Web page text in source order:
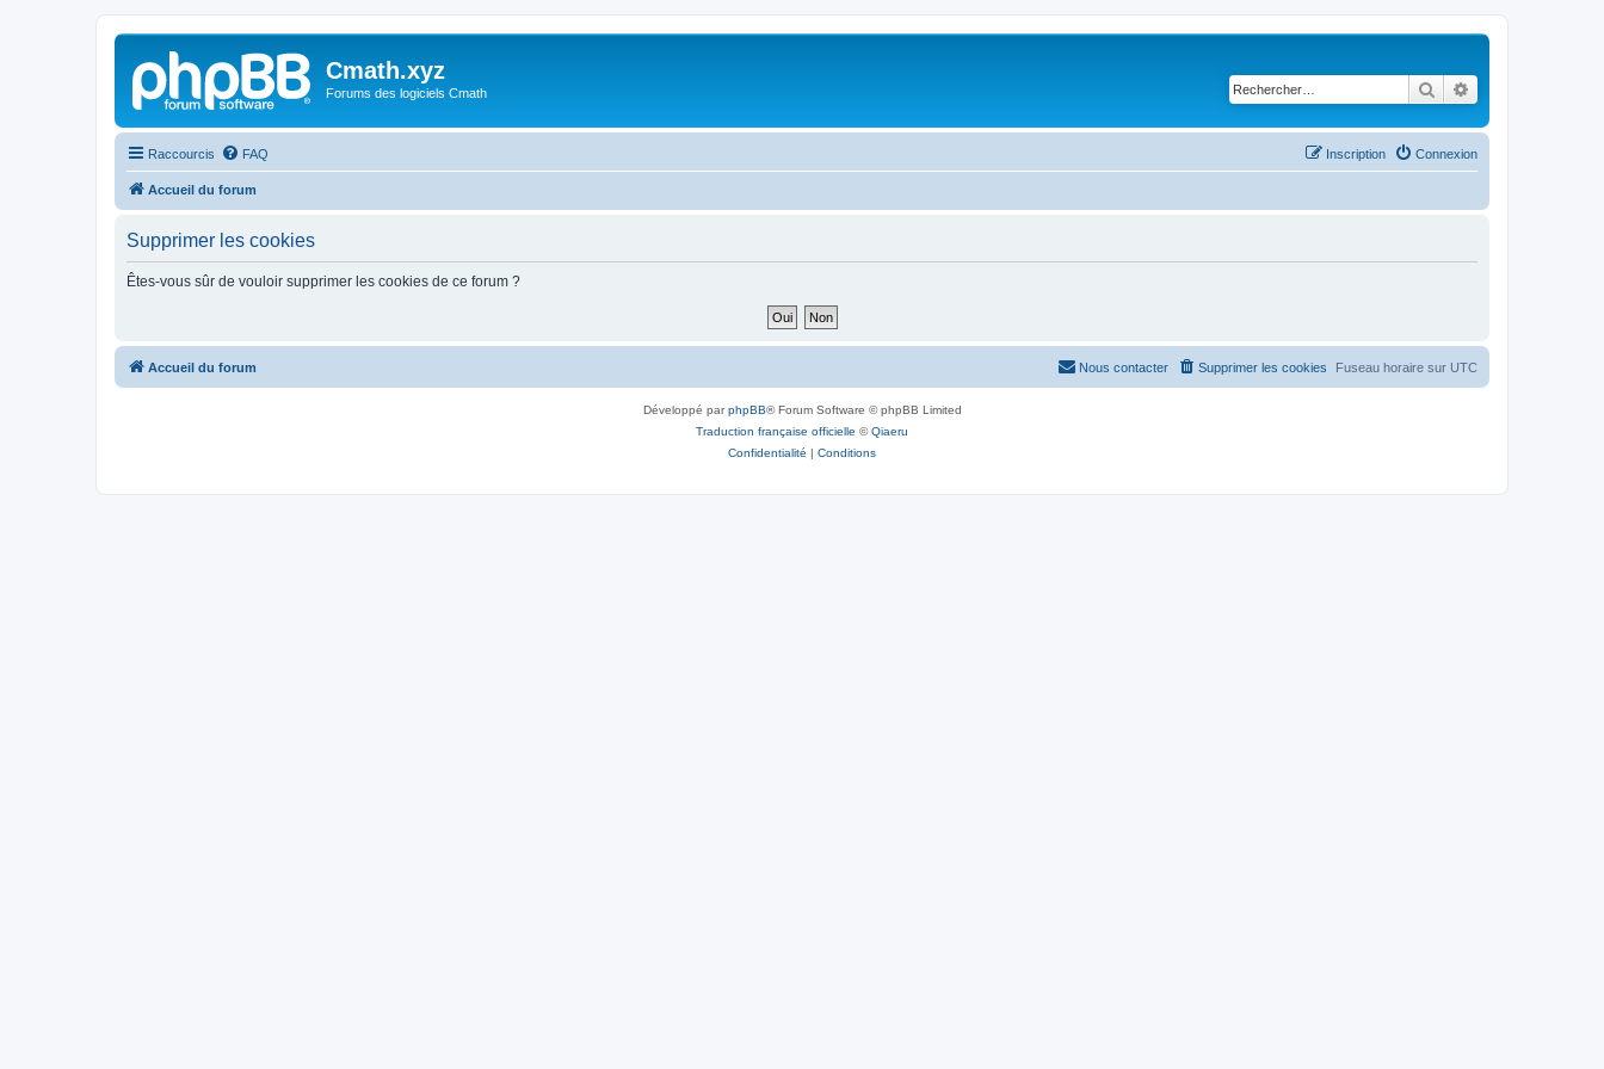
Cmath.xyz
Forums des logiciels Cmath Rechercher
Raccourcis FAQ Connexion
Inscription
Accueil du forum
Supprimer les cookies
Êtes-vous sûr de vouloir supprimer les cookies de ce forum ?
Accueil du forum Fuseau horaire sur UTC
Supprimer les cookies
Nous contacter
Développé parphpBB® Forum Software © phpBB Limited
Traduction française officielle ©Qiaeru
Confidentialité | Conditions